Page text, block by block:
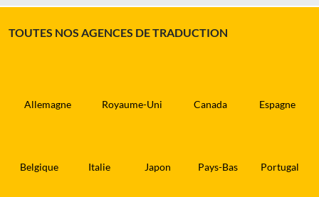
TOUTES NOS AGENCES DE TRADUCTION
Allemagne Royaume-Uni Canada Espagne
Belgique Italie Japon Pays-Bas Portugal